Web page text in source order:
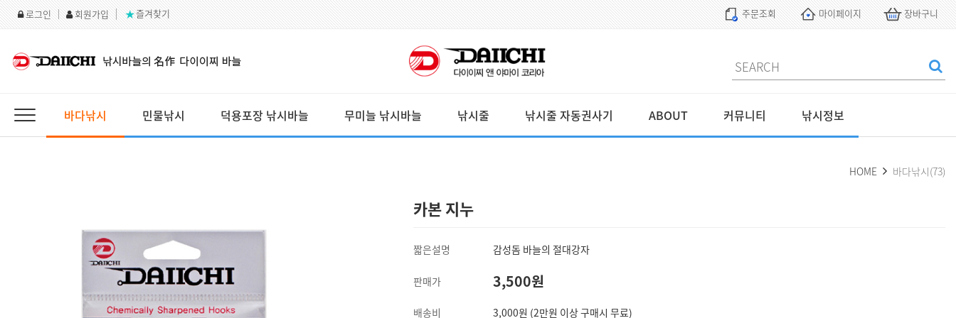
Home
로그인 회원가입 즐겨찾기 주문조회 마이페이지 장바구니
바다낚시 민물낚시 덕용포장 낚시바늘 무미늘 낚시바늘 낚시줄 낚시줄 자동권사기 ABOUT 커뮤니티 낚시정보
HOME 바다낚시(73)
카본 지누
짧은설명 감성돔 바늘의 절대강자
판매가 3,500원
배송비 3,000원 (2만원 이상 구매시 무료)